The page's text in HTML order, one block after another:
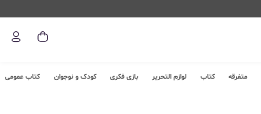
متفرقه کتاب لوازم التحریر بازی فکری کودک و نوجوان کتاب عمومی